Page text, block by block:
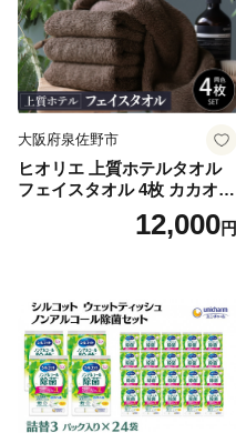
大阪府泉佐野市
ヒオリエ 上質ホテルタオル
フェイスタオル 4枚 カカオ
【タオル 泉州タオル 吸水 普
段使い 無地 シンプル 日用品
12,000円